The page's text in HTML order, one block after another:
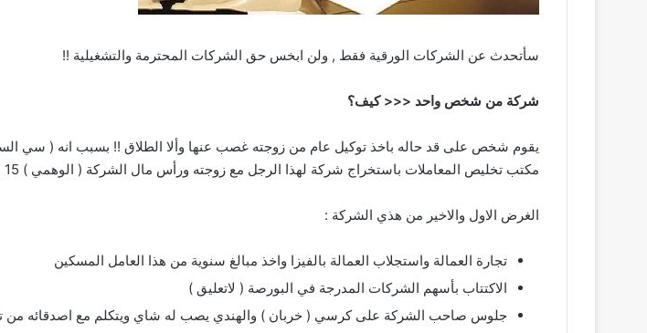
سأتحدث عن الشركات الورقية فقط , ولن ابخس حق الشركات المحترمة والتشغيلية !!
شركة من شخص واحد <<< كيف؟
يقوم شخص على قد حاله باخذ توكيل عام من زوجته غصب عنها وألا الطلاق !! بسبب انه ( سي
مكتب تخليص المعاملات باستخراج شركة لهذا الرجل مع زوجته ورأس مال الشركة ( الوهمي ) 15 الف دينار كويتي ومقر الشركة شقة مفروشة او محل مساحتة 6 متر لا اكثر !!
الغرض الاول والاخير من هذي الشركة :
تجارة العمالة واستجلاب العمالة بالفيزا واخذ مبالغ سنوية من هذا العامل المسكين
الاكتتاب بأسهم الشركات المدرجة في البورصة ( لاتعليق )
جلوس صاحب الشركة على كرسي ( خربان ) والهندي يصب له شاي ويتكلم مع اصدقائه من